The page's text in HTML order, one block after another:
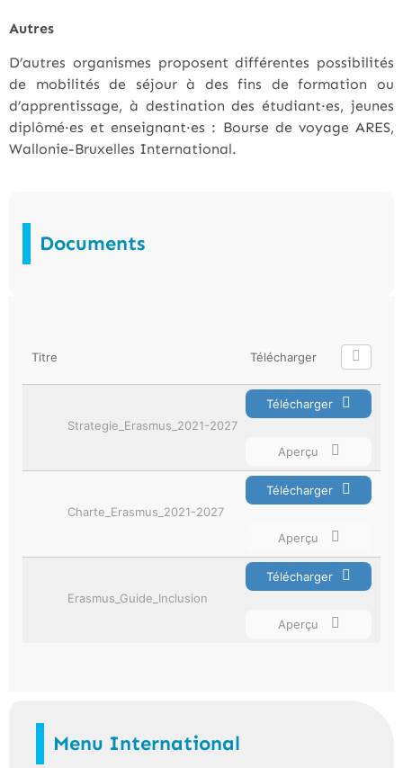
Autres
D’autres organismes proposent différentes possibilités
de mobilités de séjour à des fins de formation ou
d’apprentissage, à destination des étudiant·es, jeunes
diplômé·es et enseignant·es : Bourse de voyage ARES,
Wallonie-Bruxelles International.
Documents
Titre Télécharger
Strategie_Erasmus_2021-2027
Télécharger
Aperçu
Charte_Erasmus_2021-2027
Télécharger
Aperçu
Erasmus_Guide_Inclusion
Télécharger
Aperçu
Menu International